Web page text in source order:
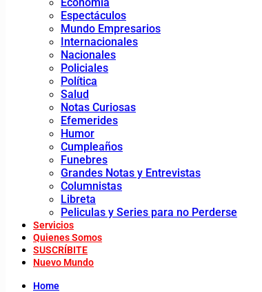
Espectáculos
Mundo Empresarios
Internacionales
Nacionales
Policiales
Política
Salud
Notas Curiosas
Efemerides
Humor
Cumpleaños
Funebres
Grandes Notas y Entrevistas
Columnistas
Libreta
Peliculas y Series para no Perderse
Servicios
Quienes Somos
SUSCRÍBITE
Nuevo Mundo
Home